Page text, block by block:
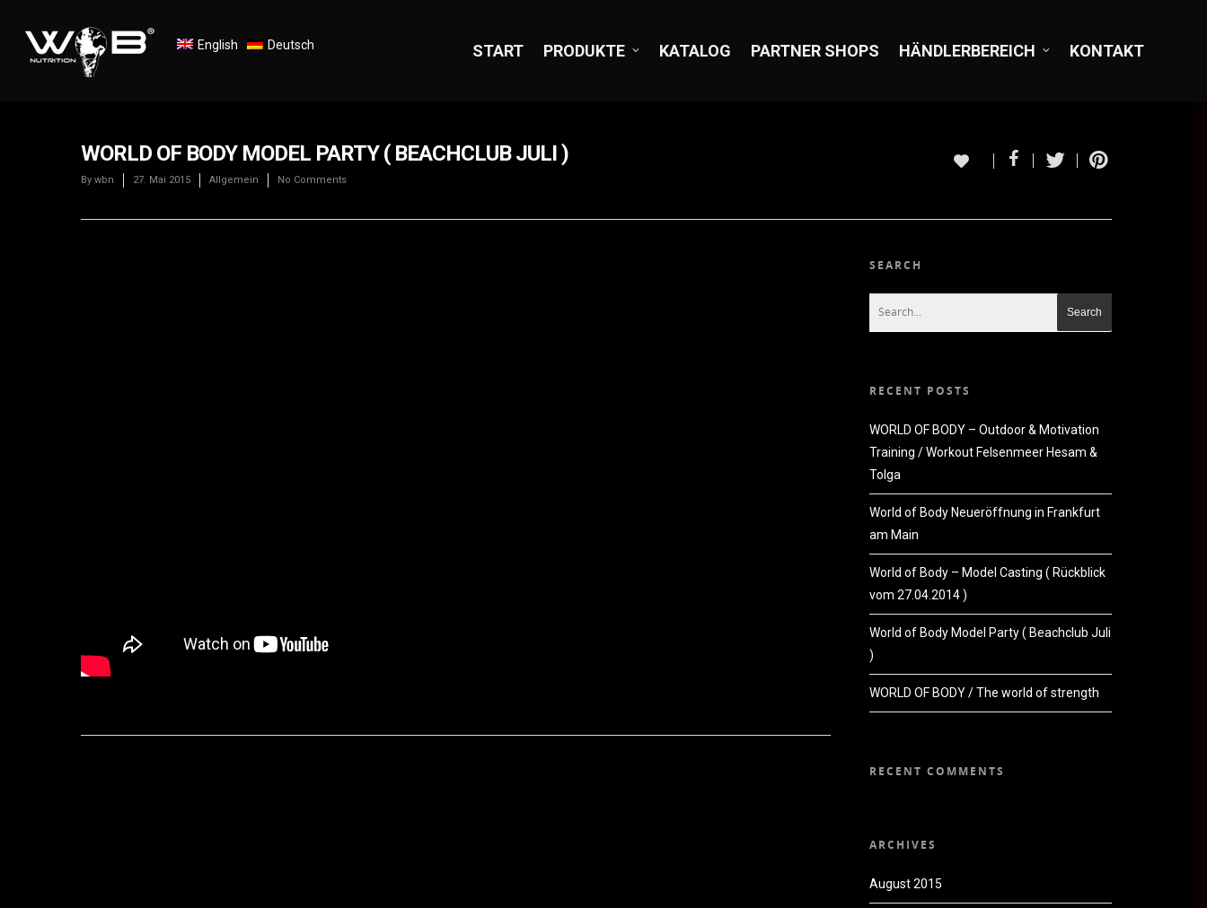
English Deutsch START PRODUKTE KATALOG PARTNER SHOPS HÄNDLERBEREICH KONTAKT
WORLD OF BODY MODEL PARTY ( BEACHCLUB JULI )
By wbn 27. Mai 2015 Allgemein No Comments
SEARCH
RECENT POSTS
WORLD OF BODY – Outdoor & Motivation
Training / Workout Felsenmeer Hesam &
Tolga
World of Body Neueröffnung in Frankfurt
am Main
World of Body – Model Casting ( Rückblick
vom 27.04.2014 )
World of Body Model Party ( Beachclub Juli
)
WORLD OF BODY / The world of strength
RECENT COMMENTS
ARCHIVES
August 2015